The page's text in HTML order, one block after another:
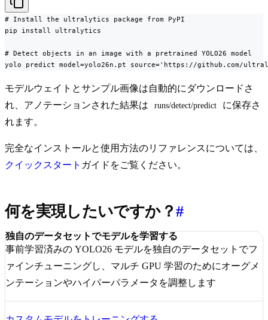
# Install the ultralytics package from PyPI
pip install ultralytics
# Detect objects in an image with a pretrained YOLO26 model
yolo predict model=yolo26n.pt source='https://github.com/
モデルウェイトとサンプル画像は自動的にダウンロードさ
れ、アノテーションされた結果は
runs/detect/predict
に保存さ
れます。
完全なインストールと使用方法のリファレンスについては、
クイックスタート ガイドをご覧ください。
何を実現したいですか？#
独自のデータセットでモデルを学習する
事前学習済みの YOLO26 モデルを独自のデータセットでフ
ァインチューニングし、マルチ GPU 学習のためにオーグメ
ンテーションやハイパーパラメータを調整します